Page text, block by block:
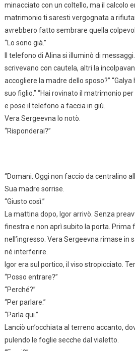
minacciato con un coltello, ma il calcolo
matrimonio ti saresti vergognata a
avrebbero fatto sembrare quella
“Lo sono già.”
Il telefono di Alina si illuminò di
scrivevano con cautela, altri la
accogliere la madre dello sposo?”
suo figlio.” “Hai rovinato il matrimonio
e pose il telefono a faccia in giù.
Vera Sergeevna lo notò.
“Risponderai?”
“Domani. Oggi non faccio da centralino
Sua madre sorrise.
“Giusto così.”
La mattina dopo, Igor arrivò. Senza
finestra e non aprì subito la porta. Prima
nell’ingresso. Vera Sergeevna rimase in
né interferire.
Igor era sul portico, il viso stropicciato.
“Posso entrare?”
“Perché?”
“Per parlare.”
“Parla qui.”
Lanciò un’occhiata al terreno accanto,
pulendo le foglie secche dal vialetto.